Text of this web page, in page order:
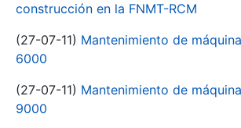
construcción en la FNMT-RCM
(27-07-11) Mantenimiento de
6000
(27-07-11) Mantenimiento de
9000